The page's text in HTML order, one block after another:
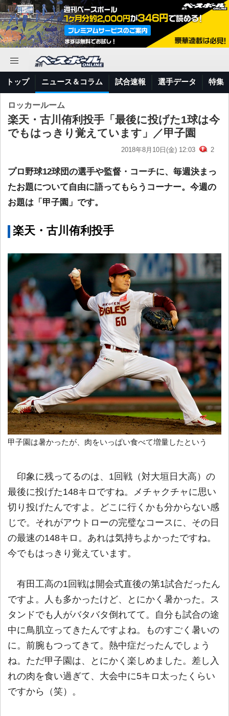
トップ ニュース＆コラム 試合速報 選手データ 特集
ロッカールーム
楽天・古川侑利投手「最後に投げた1球は今
でもはっきり覚えています」／甲子園
2018年8月10日(金) 12:03 2
プロ野球12球団の選手や監督・コーチに、毎週決まっ
たお題について自由に語ってもらうコーナー。今週の
お題は「甲子園」です。
楽天・古川侑利投手
甲子園は暑かったが、肉をいっぱい食べて増量したという
印象に残ってるのは、1回戦（対大垣日大高）の
最後に投げた148キロですね。メチャクチャに思い
切り投げたんですよ。どこに行くかも分からない感
じで。それがアウトローの完璧なコースに、その日
の最速の148キロ。あれは気持ちよかったですね。
今でもはっきり覚えています。
有田工高の1回戦は開会式直後の第1試合だったん
ですよ。人も多かったけど、とにかく暑かった。ス
タンドでも人がバタバタ倒れてて。自分も試合の途
中に鳥肌立ってきたんですよね。ものすごく暑いの
に。前腕もつってきて。熱中症だったんでしょう
ね。ただ甲子園は、とにかく楽しめました。差し入
れの肉を食い過ぎて、大会中に5キロ太ったくらい
ですから（笑）。